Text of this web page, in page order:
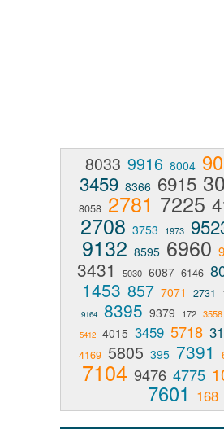
8033 9916 8004
3459 8366 6915
8058 2781 7225
2708 3753 1973
9132 8595 6960
3431 5030 6087 6146
1453 857 7071 2731
9164 8395 9379 172 3558
5412 4015 3459 5718
4169 5805 395 7391
7104 9476 4775
7601 168